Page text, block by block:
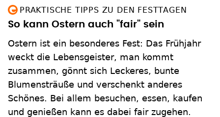
PRAKTISCHE TIPPS ZU DEN FESTTAGEN
So kann Ostern auch "fair" sein
Ostern ist ein besonderes Fest: Das Frühjahr
weckt die Lebensgeister, man kommt
zusammen, gönnt sich Leckeres, bunte
Blumensträuße und verschenkt anderes
Schönes. Bei allem besuchen, essen, kaufen
und genießen kann es dabei fair zugehen.